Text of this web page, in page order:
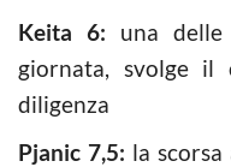
Keita 6: una
giornata, svolge il
diligenza
Pjanic 7,5: la